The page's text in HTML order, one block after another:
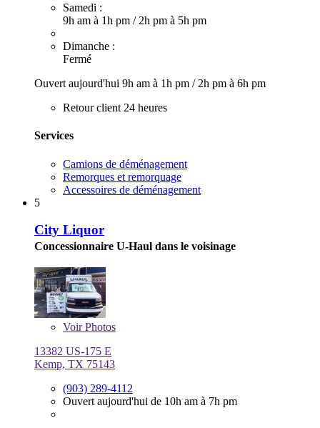
Samedi :
9h am à 1h pm / 2h pm à 5h pm
Dimanche :
Fermé
Ouvert aujourd'hui 9h am à 1h pm / 2h pm à 6h pm
Retour client 24 heures
Services
Camions de déménagement
Remorques et remorquage
Accessoires de déménagement
5
City Liquor
Concessionnaire U-Haul dans le voisinage
VoirPhotos
13382 US-175 E
Kemp, TX 75143
(903) 289-4112
Ouvert aujourd'hui de 10h am à 7h pm